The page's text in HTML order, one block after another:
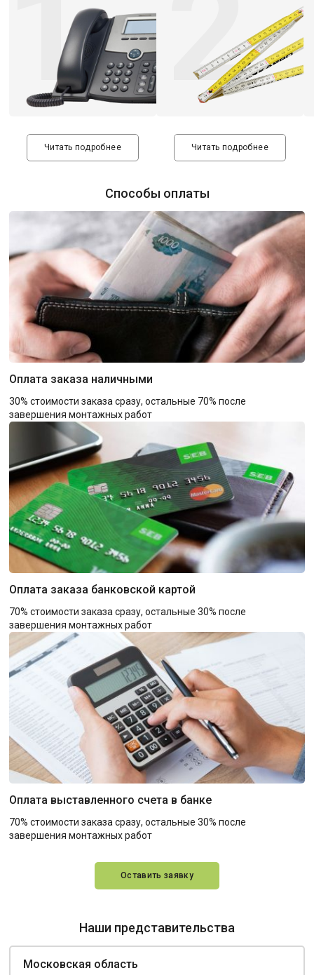
Читать подробнее Читать подробнее
Способы оплаты
Оплата заказа наличными
30% стоимости заказа сразу, остальные 70% после
завершения монтажных работ
Оплата заказа банковской картой
70% стоимости заказа сразу, остальные 30% после
завершения монтажных работ
Оплата выставленного счета в банке
70% стоимости заказа сразу, остальные 30% после
завершения монтажных работ
Оставить заявку
Наши представительства
Московская область